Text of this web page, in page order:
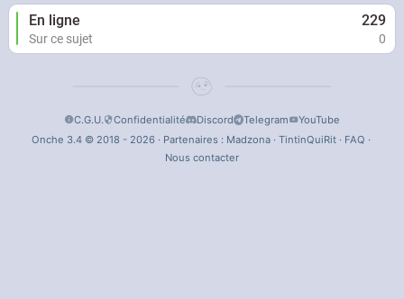
En ligne 229
Sur ce sujet 0
C.G.U. Confidentialité Discord Telegram
YouTube
Onche 3.4 © 2018 - 2026 · Partenaires : Madzona· TintinQuiRit· FAQ ·
Nous contacter